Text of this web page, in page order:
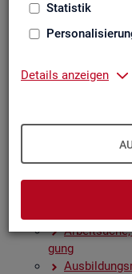
Statistik
Details anzeigen
Eck­wer­te
Zah­len,
gung